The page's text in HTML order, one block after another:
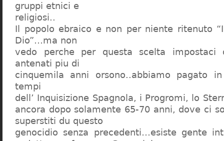
gruppi etnici e
religiosi..
Il popolo ebraico e non per niente ritenuto
Dio”…ma non
vedo perche per questa scelta
antenati piu di
cinquemila anni orsono..abbiamo pagato
tempi
dell’ Inquisizione Spagnola, i Progromi, lo
ancora dopo solamente 65-70 anni, dove ci
superstiti du questo
genocidio senza precedenti…esiste gente